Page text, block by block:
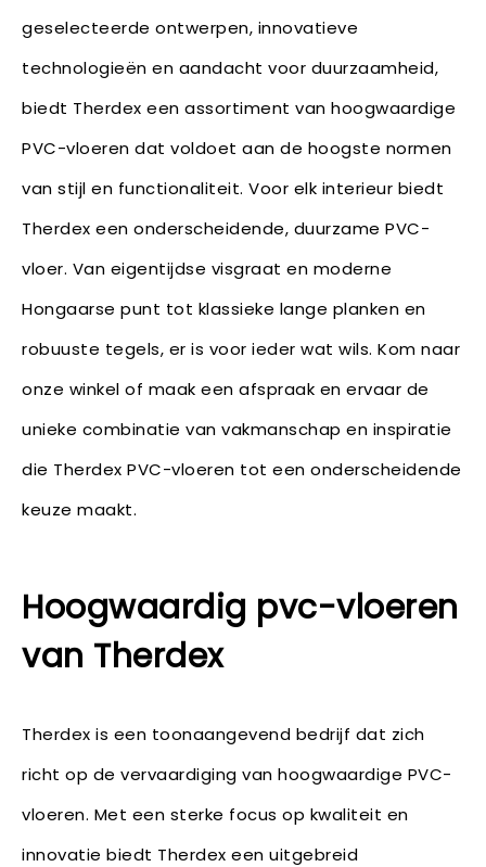
geselecteerde ontwerpen, innovatieve
technologieën en aandacht voor duurzaamheid,
biedt Therdex een assortiment van hoogwaardige
PVC-vloeren dat voldoet aan de hoogste normen
van stijl en functionaliteit. Voor elk interieur biedt
Therdex een onderscheidende, duurzame PVC-
vloer. Van eigentijdse visgraat en moderne
Hongaarse punt tot klassieke lange planken en
robuuste tegels, er is voor ieder wat wils. Kom naar
onze winkel of maak een afspraak en ervaar de
unieke combinatie van vakmanschap en inspiratie
die Therdex PVC-vloeren tot een onderscheidende
keuze maakt.
Hoogwaardig pvc-vloeren
van Therdex
Therdex is een toonaangevend bedrijf dat zich
richt op de vervaardiging van hoogwaardige PVC-
vloeren. Met een sterke focus op kwaliteit en
innovatie biedt Therdex een uitgebreid